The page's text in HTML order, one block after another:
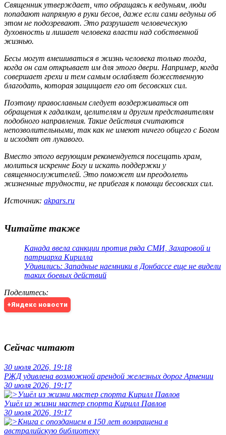
Священник утверждает, что обращаясь к ведуньям, люди
попадают напрямую в руки бесов, даже если сами ведуньи об
этом не подозревают. Это разрушает человеческую
духовность и лишает человека власти над собственной
жизнью.
Бесы могут вмешиваться в жизнь человека только тогда,
когда он сам открывает им для этого двери. Например, когда
совершает грехи и тем самым ослабляет божественную
благодать, которая защищает его от бесовских сил.
Поэтому православным следует воздерживаться от
обращения к гадалкам, целителям и другим представителям
подобного направления. Такие действия считаются
непозволительными, так как не имеют ничего общего с Богом
и исходят от лукавого.
Вместо этого верующим рекомендуется посещать храм,
молиться искренне Богу и искать поддержки у
священнослужителей. Это поможет им преодолеть
жизненные трудности, не прибегая к помощи бесовских сил.
Источник: akpars.ru
Читайте также
Канада ввела санкции против ряда СМИ, Захаровой и
патриарха Кирилла
Удивились: Западные наемники в Донбассе еще не видели
таких боевых действий
Поделитесь:
+Яндекс новости
Сейчас читают
30 июля 2026, 19:18
РЖД удивлена возможной арендой железных дорог Армении
30 июля 2026, 19:17
Ушёл из жизни мастер спорта Кирилл Павлов
30 июля 2026, 19:17